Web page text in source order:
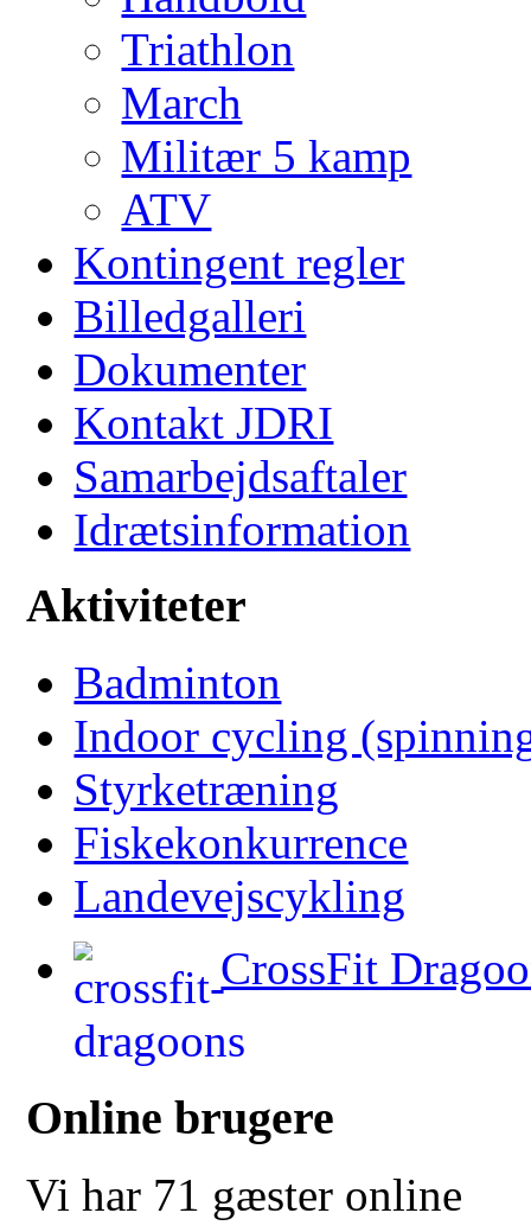
Triathlon
March
Militær 5 kamp
ATV
Kontingent regler
Billedgalleri
Dokumenter
Kontakt JDRI
Samarbejdsaftaler
Idrætsinformation
Aktiviteter
Badminton
Indoor cycling
Styrketræning
Fiskekonkurrence
Landevejscykling
CrossFit
Online brugere
Vi har 71 gæster online